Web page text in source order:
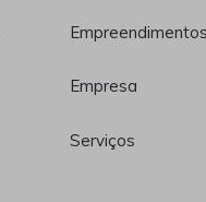
Empreendimentos
Empresa
Serviços